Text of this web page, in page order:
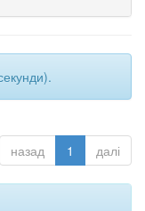
назад 1 далі